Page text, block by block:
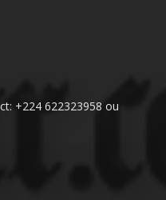
+224 622323958 ou